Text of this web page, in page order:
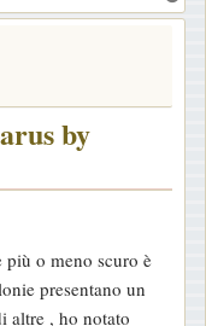
o
by
o meno scuro è
presentano un
altre , ho notato